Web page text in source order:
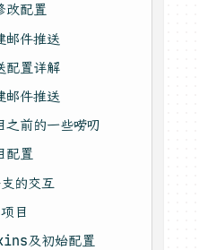
配置
件推送
置详解
件推送
前的一些唠叨
配置
的交互
目
及初始配置